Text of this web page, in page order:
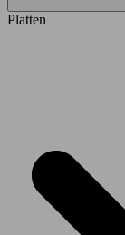
Platten